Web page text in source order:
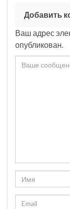
Добавить
Ваш адрес
опубликован.